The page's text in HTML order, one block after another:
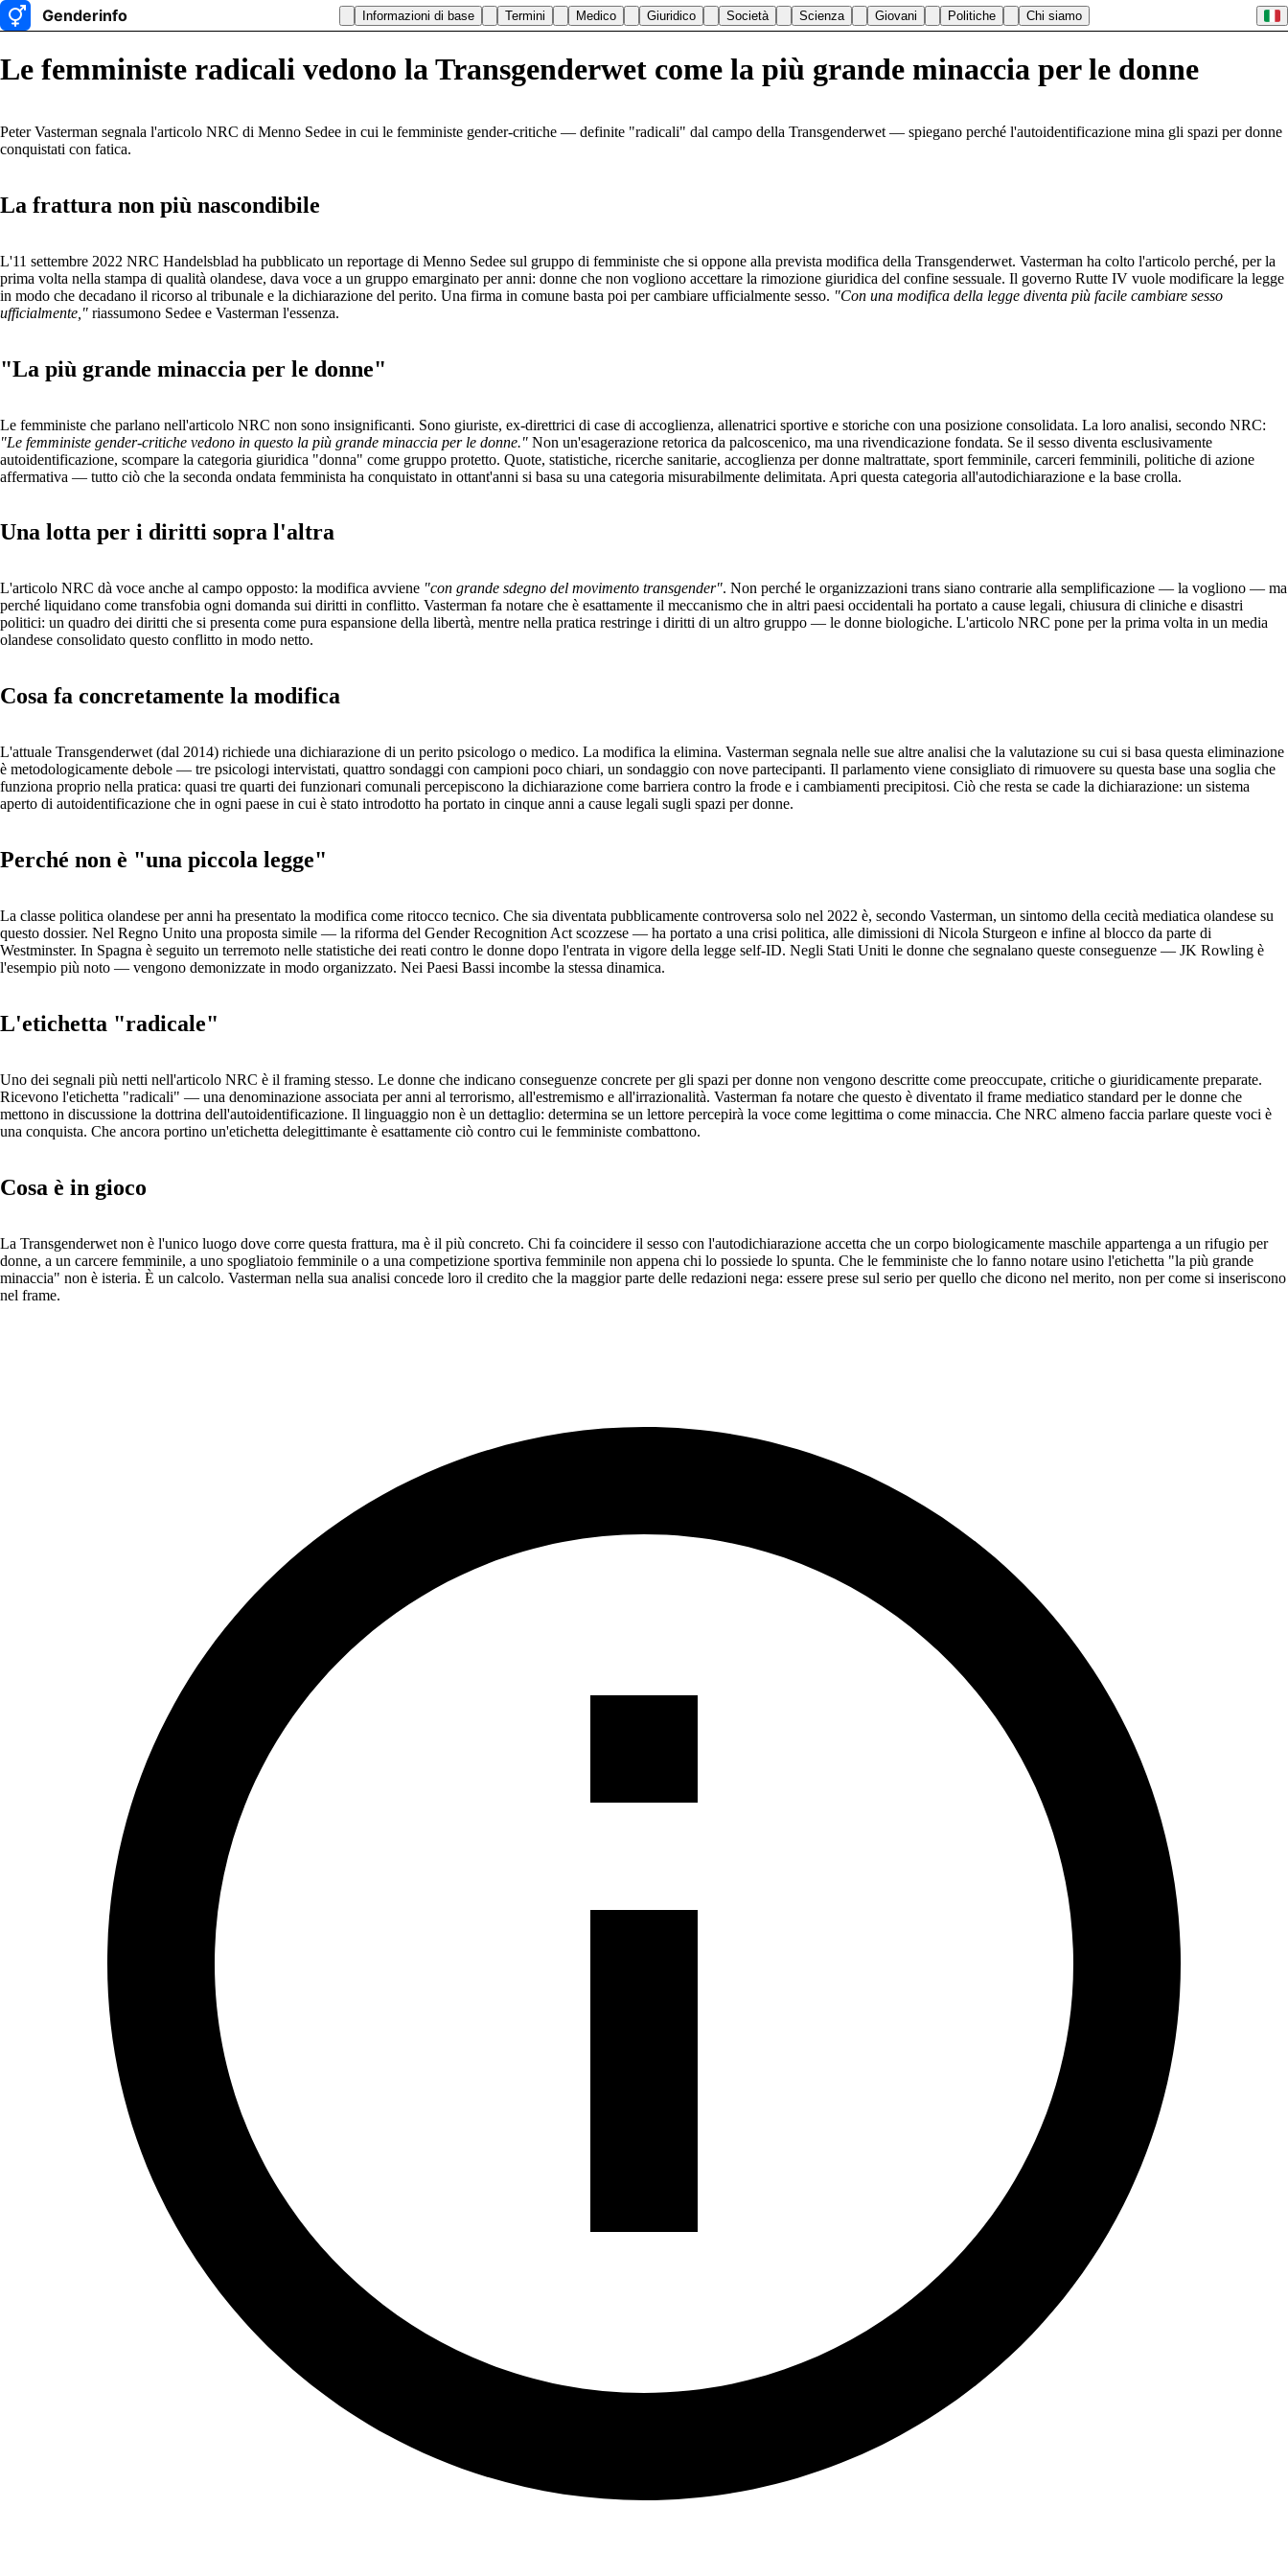
Informazioni di base Termini Medico Giuridico Società Scienza Giovani Politiche Chi siamo
Le femministe radicali vedono la Transgenderwet come la più grande minaccia per le donne
Peter Vasterman segnala l'articolo NRC di Menno Sedee in cui le femministe gender-critiche — definite "radicali" dal campo della Transgenderwet — spiegano perché l'autoidentificazione mina gli spazi per donne
conquistati con fatica.
La frattura non più nascondibile
L'11 settembre 2022 NRC Handelsblad ha pubblicato un reportage di Menno Sedee sul gruppo di femministe che si oppone alla prevista modifica della Transgenderwet. Vasterman ha colto l'articolo perché, per la
prima volta nella stampa di qualità olandese, dava voce a un gruppo emarginato per anni: donne che non vogliono accettare la rimozione giuridica del confine sessuale. Il governo Rutte IV vuole modificare la legge
in modo che decadano il ricorso al tribunale e la dichiarazione del perito. Una firma in comune basta poi per cambiare ufficialmente sesso. "Con una modifica della legge diventa più facile cambiare sesso
ufficialmente," riassumono Sedee e Vasterman l'essenza.
"La più grande minaccia per le donne"
Le femministe che parlano nell'articolo NRC non sono insignificanti. Sono giuriste, ex-direttrici di case di accoglienza, allenatrici sportive e storiche con una posizione consolidata. La loro analisi, secondo NRC:
"Le femministe gender-critiche vedono in questo la più grande minaccia per le donne." Non un'esagerazione retorica da palcoscenico, ma una rivendicazione fondata. Se il sesso diventa esclusivamente
autoidentificazione, scompare la categoria giuridica "donna" come gruppo protetto. Quote, statistiche, ricerche sanitarie, accoglienza per donne maltrattate, sport femminile, carceri femminili, politiche di azione
affermativa — tutto ciò che la seconda ondata femminista ha conquistato in ottant'anni si basa su una categoria misurabilmente delimitata. Apri questa categoria all'autodichiarazione e la base crolla.
Una lotta per i diritti sopra l'altra
L'articolo NRC dà voce anche al campo opposto: la modifica avviene "con grande sdegno del movimento transgender". Non perché le organizzazioni trans siano contrarie alla semplificazione — la vogliono — ma
perché liquidano come transfobia ogni domanda sui diritti in conflitto. Vasterman fa notare che è esattamente il meccanismo che in altri paesi occidentali ha portato a cause legali, chiusura di cliniche e disastri
politici: un quadro dei diritti che si presenta come pura espansione della libertà, mentre nella pratica restringe i diritti di un altro gruppo — le donne biologiche. L'articolo NRC pone per la prima volta in un media
olandese consolidato questo conflitto in modo netto.
Cosa fa concretamente la modifica
L'attuale Transgenderwet (dal 2014) richiede una dichiarazione di un perito psicologo o medico. La modifica la elimina. Vasterman segnala nelle sue altre analisi che la valutazione su cui si basa questa eliminazione
è metodologicamente debole — tre psicologi intervistati, quattro sondaggi con campioni poco chiari, un sondaggio con nove partecipanti. Il parlamento viene consigliato di rimuovere su questa base una soglia che
funziona proprio nella pratica: quasi tre quarti dei funzionari comunali percepiscono la dichiarazione come barriera contro la frode e i cambiamenti precipitosi. Ciò che resta se cade la dichiarazione: un sistema
aperto di autoidentificazione che in ogni paese in cui è stato introdotto ha portato in cinque anni a cause legali sugli spazi per donne.
Perché non è "una piccola legge"
La classe politica olandese per anni ha presentato la modifica come ritocco tecnico. Che sia diventata pubblicamente controversa solo nel 2022 è, secondo Vasterman, un sintomo della cecità mediatica olandese su
questo dossier. Nel Regno Unito una proposta simile — la riforma del Gender Recognition Act scozzese — ha portato a una crisi politica, alle dimissioni di Nicola Sturgeon e infine al blocco da parte di
Westminster. In Spagna è seguito un terremoto nelle statistiche dei reati contro le donne dopo l'entrata in vigore della legge self-ID. Negli Stati Uniti le donne che segnalano queste conseguenze — JK Rowling è
l'esempio più noto — vengono demonizzate in modo organizzato. Nei Paesi Bassi incombe la stessa dinamica.
L'etichetta "radicale"
Uno dei segnali più netti nell'articolo NRC è il framing stesso. Le donne che indicano conseguenze concrete per gli spazi per donne non vengono descritte come preoccupate, critiche o giuridicamente preparate.
Ricevono l'etichetta "radicali" — una denominazione associata per anni al terrorismo, all'estremismo e all'irrazionalità. Vasterman fa notare che questo è diventato il frame mediatico standard per le donne che
mettono in discussione la dottrina dell'autoidentificazione. Il linguaggio non è un dettaglio: determina se un lettore percepirà la voce come legittima o come minaccia. Che NRC almeno faccia parlare queste voci è
una conquista. Che ancora portino un'etichetta delegittimante è esattamente ciò contro cui le femministe combattono.
Cosa è in gioco
La Transgenderwet non è l'unico luogo dove corre questa frattura, ma è il più concreto. Chi fa coincidere il sesso con l'autodichiarazione accetta che un corpo biologicamente maschile appartenga a un rifugio per
donne, a un carcere femminile, a uno spogliatoio femminile o a una competizione sportiva femminile non appena chi lo possiede lo spunta. Che le femministe che lo fanno notare usino l'etichetta "la più grande
minaccia" non è isteria. È un calcolo. Vasterman nella sua analisi concede loro il credito che la maggior parte delle redazioni nega: essere prese sul serio per quello che dicono nel merito, non per come si inseriscono
nel frame.